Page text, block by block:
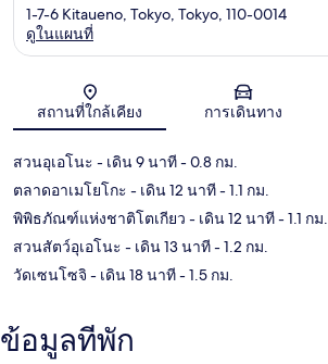
แผนที่
1-7-6 Kitaueno, Tokyo, Tokyo, 110-0014
ดูในแผนที่
สถานที่ใกล้เคียง การเดินทาง
สวนอุเอโนะ - เดิน 9 นาที- 0.8 กม.
ตลาดอาเมโยโกะ - เดิน 12 นาที- 1.1 กม.
พิพิธภัณฑ์แห่งชาติโตเกียว - เดิน 12 นาที- 1.1 กม.
สวนสัตว์อุเอโนะ - เดิน 13 นาที- 1.2 กม.
วัดเซนโซจิ - เดิน 18 นาที- 1.5 กม.
ข้อมูลที่พัก